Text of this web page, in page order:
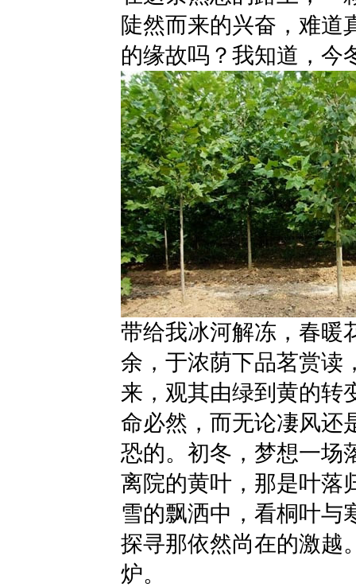
陡然而来的兴奋，难道
的缘故吗？我知道，今
带给我冰河解冻，春暖
余，于浓荫下品茗赏读
来，观其由绿到黄的转
命必然，而无论凄风还
恐的。初冬，梦想一场
离院的黄叶，那是叶落
雪的飘洒中，看桐叶与
探寻那依然尚在的激越
炉。